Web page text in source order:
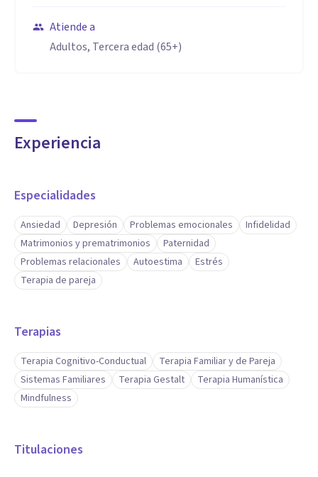
Atiende a
Adultos, Tercera edad (65+)
Experiencia
Especialidades
Ansiedad Depresión Problemas emocionales
Infidelidad
Matrimonios y prematrimonios
Paternidad
Problemas relacionales
Autoestima
Estrés
Terapia de pareja
Terapias
Terapia Cognitivo-Conductual
Terapia Familiar y de Pareja
Sistemas Familiares
Terapia Gestalt
Terapia Humanística
Mindfulness
Titulaciones